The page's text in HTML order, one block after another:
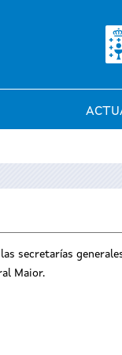
secretarías
Maior.